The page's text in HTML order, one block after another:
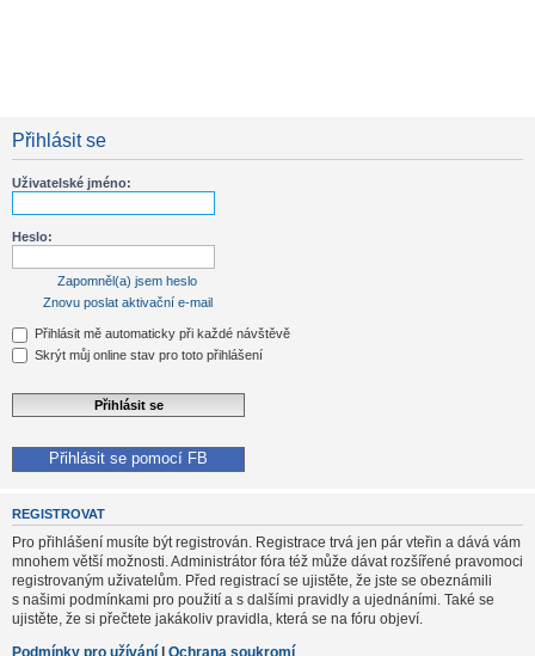
Přihlásit se
Uživatelské jméno:
Heslo:
Zapomněl(a) jsem heslo
Znovu poslat aktivační e-mail
Přihlásit mě automaticky při každé návštěvě
Skrýt můj online stav pro toto přihlášení
Přihlásit se pomocí FB
REGISTROVAT
Pro přihlášení musíte být registrován. Registrace trvá jen pár vteřin a dává vám
mnohem větší možnosti. Administrátor fóra též může dávat rozšířené pravomoci
registrovaným uživatelům. Před registrací se ujistěte, že jste se obeznámili
s našimi podmínkami pro použití a s dalšími pravidly a ujednáními. Také se
ujistěte, že si přečtete jakákoliv pravidla, která se na fóru objeví.
Podmínky pro užívání | Ochrana soukromí